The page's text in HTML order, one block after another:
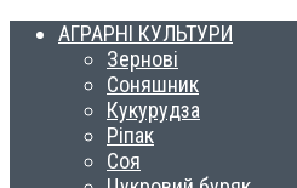
АГРАРНІ КУЛЬТУРИ
Зернові
Соняшник
Кукурудза
Ріпак
Соя